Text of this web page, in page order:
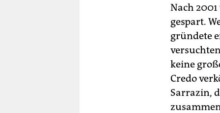
Nach
gespart.
gründete
keine
Credo
Sarrazin,